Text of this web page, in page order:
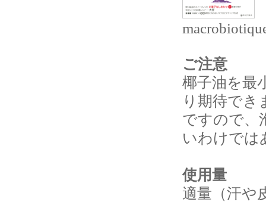
ご注意
椰子油を最
り期待でき
ですので、
いわけでは
使用量
適量（汗や